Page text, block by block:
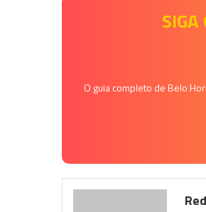
O guia completo de Belo